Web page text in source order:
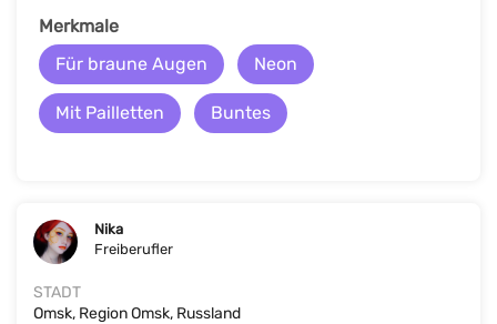
Merkmale
Für braune Augen
Neon
Mit Pailletten Buntes
Nika
Freiberufler
STADT
Omsk, Region Omsk, Russland